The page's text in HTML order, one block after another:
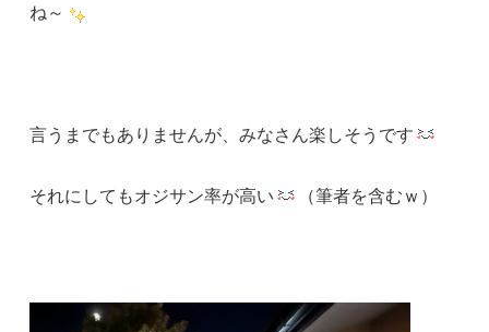
ね～
言うまでもありませんが、みなさん楽しそうです
それにしてもオジサン率が高い （筆者を含むｗ）